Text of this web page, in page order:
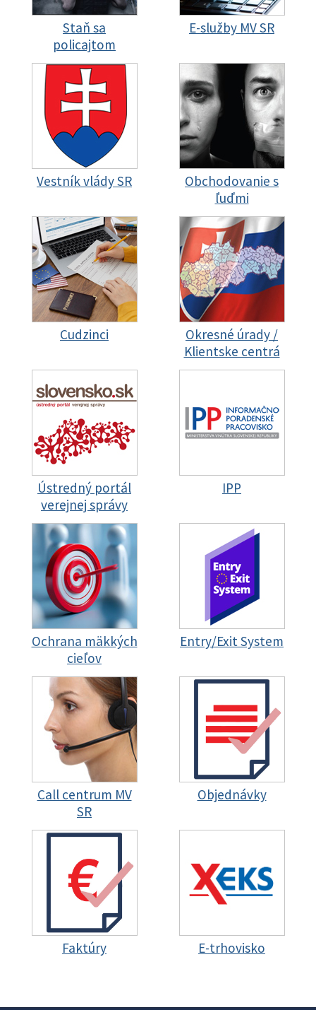
Staň sa
policajtom
E-služby MV SR
Vestník vlády SR
Obchodovanie s
ľuďmi
Cudzinci
Okresné úrady /
Klientske centrá
Ústredný portál
verejnej správy
IPP
Ochrana mäkkých
cieľov
Entry/Exit System
Call centrum MV
SR
Objednávky
Faktúry E-trhovisko